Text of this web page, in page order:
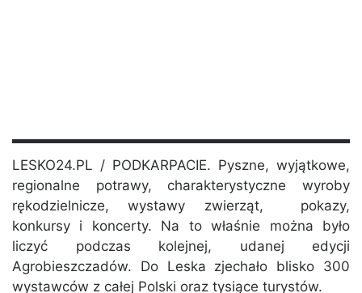
LESKO24.PL / PODKARPACIE. Pyszne, wyjątkowe,
regionalne potrawy, charakterystyczne wyroby
rękodzielnicze, wystawy zwierząt, pokazy,
konkursy i koncerty. Na to właśnie można było
liczyć podczas kolejnej, udanej edycji
Agrobieszczadów. Do Leska zjechało blisko 300
wystawców z całej Polski oraz tysiące turystów.